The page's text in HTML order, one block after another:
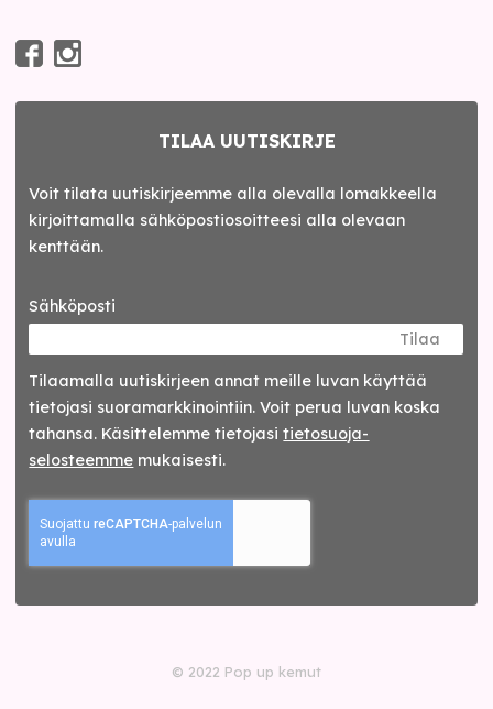
TILAA UUTISKIRJE
Voit tilata uutiskirjeemme alla olevalla lomakkeella
kirjoittamalla sähköpostiosoitteesi alla olevaan
kenttään.
Sähköposti
Tilaa
Tilaamalla uutis­kirjeen annat meille luvan käyttää
tietojasi suora­markkinointiin. Voit perua luvan koska
tahansa. Käsittelemme tietojasitieto­suoja­
selosteemme mukaisesti.
© 2022 Pop up kemut